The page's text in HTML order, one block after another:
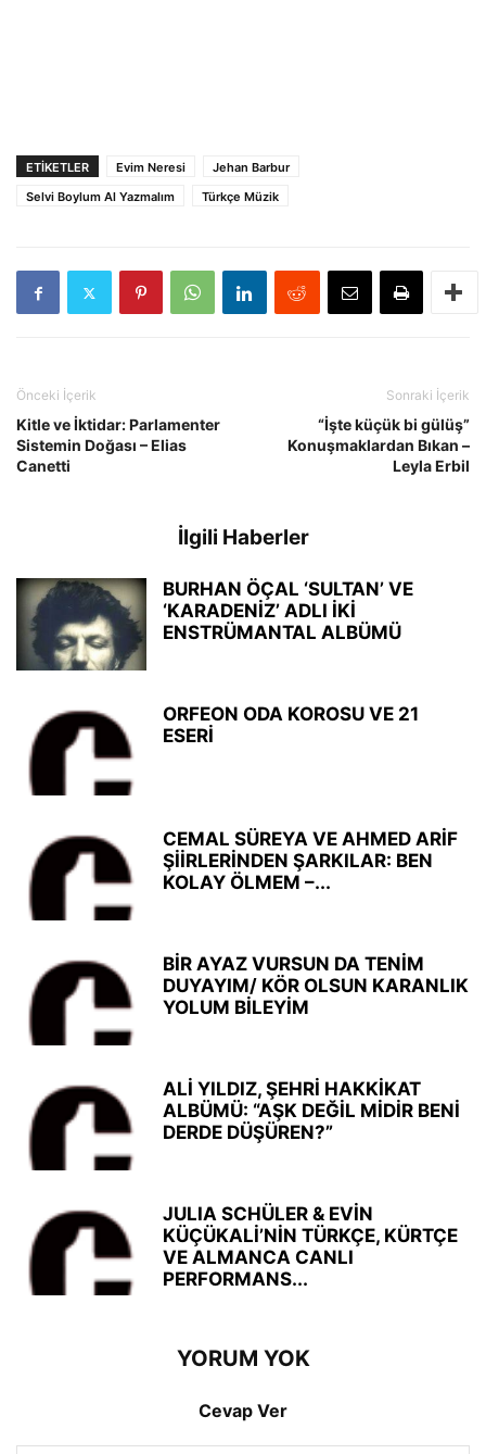
ETIKETLER Evim Neresi
Jehan Barbur
Selvi Boylum Al Yazmalım
Türkçe Müzik
Önceki İçerik
Kitle ve İktidar: Parlamenter
Sistemin Doğası – Elias
Canetti
Sonraki İçerik
“İşte küçük bi gülüş”
Konuşmaklardan Bıkan –
Leyla Erbil
İlgili Haberler
BURHAN ÖÇAL ‘SULTAN’ VE
‘KARADENİZ’ ADLI İKİ
ENSTRÜMANTAL ALBÜMÜ
ORFEON ODA KOROSU VE 21
ESERİ
CEMAL SÜREYA VE AHMED ARİF
ŞİİRLERİNDEN ŞARKILAR: BEN
KOLAY ÖLMEM –...
BİR AYAZ VURSUN DA TENİM
DUYAYIM/ KÖR OLSUN KARANLIK
YOLUM BİLEYİM
ALİ YILDIZ, ŞEHRİ HAKKİKAT
ALBÜMÜ: “AŞK DEĞİL MİDİR BENİ
DERDE DÜŞÜREN?”
JULIA SCHÜLER & EVİN
KÜÇÜKALİ’NİN TÜRKÇE, KÜRTÇE
VE ALMANCA CANLI
PERFORMANS...
YORUM YOK
Cevap Ver